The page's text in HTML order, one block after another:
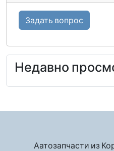
Задать вопрос
Недавно
Аатозапчасти из